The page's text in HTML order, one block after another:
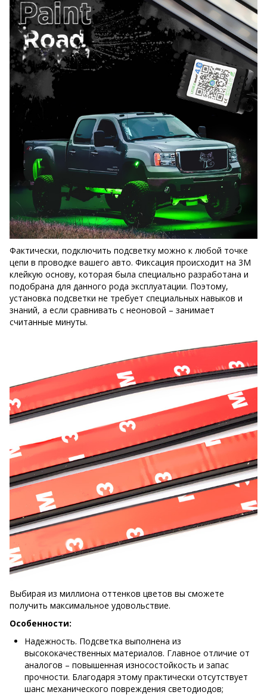
Фактически, подключить подсветку можно к любой точке
цепи в проводке вашего авто. Фиксация происходит на 3М
клейкую основу, которая была специально разработана и
подобрана для данного рода эксплуатации. Поэтому,
установка подсветки не требует специальных навыков и
знаний, а если сравнивать с неоновой – занимает
считанные минуты.
Выбирая из миллиона оттенков цветов вы сможете
получить максимальное удовольствие.
Особенности:
Надежность. Подсветка выполнена из
высококачественных материалов. Главное отличие от
аналогов – повышенная износостойкость и запас
прочности. Благодаря этому практически отсутствует
шанс механического повреждения светодиодов;